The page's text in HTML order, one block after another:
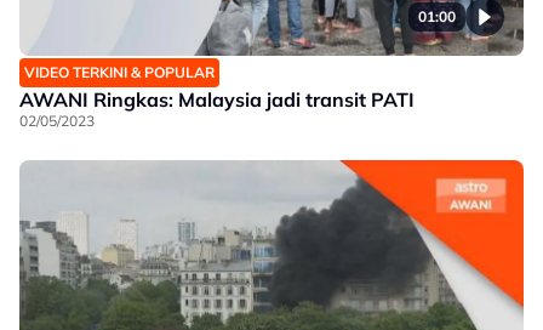
01:00
VIDEO TERKINI & POPULAR
AWANI Ringkas: Malaysia jadi transit PATI
02/05/2023